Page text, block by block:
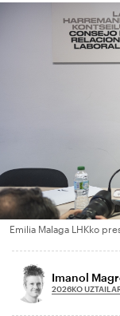
Emilia Malaga LHKko
Imanol
2026KO